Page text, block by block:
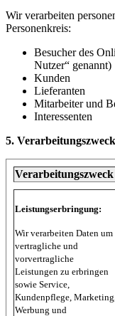
Wir verarbeiten
Personenkreis:
Besucher des
Nutzer“ genannt)
Kunden
Lieferanten
Mitarbeiter und
Interessenten
5. Verarbeitungszweck
Verarbeitungszweck
Leistungserbringung:
Wir verarbeiten Daten um
vertragliche und
vorvertragliche
Leistungen zu erbringen
sowie Service,
Kundenpflege,
Werbung und